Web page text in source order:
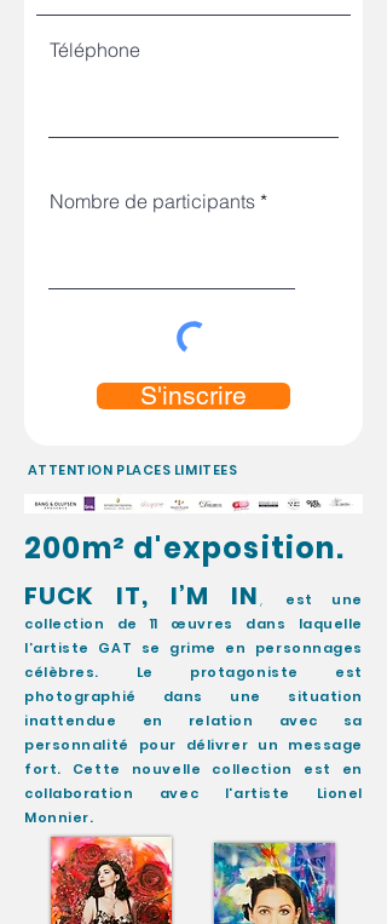
Téléphone
Nombre de participants
S'inscrire
ATTENTION PLACES LIMITEES
200m² d'exposition.
FUCK IT, I’M IN,
est une
collection de 11 œuvres
dans laquelle
l’artiste GAT se grime en personnages
célèbres. Le protagoniste
est
photographié dans une situation
inattendue en relation avec sa
personnalité pour délivrer un message
fort. Cette nouvelle collection est en
collaboration avec l'artiste Lionel
Monnier.